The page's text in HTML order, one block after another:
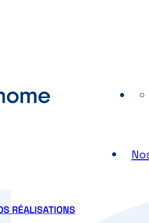
RÉALISATIONS